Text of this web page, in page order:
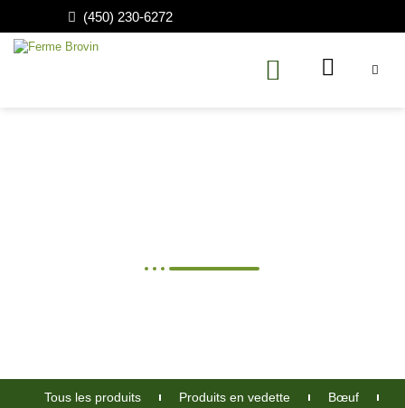
(450) 230-6272
Tous les produits Produits en vedette
Bœuf